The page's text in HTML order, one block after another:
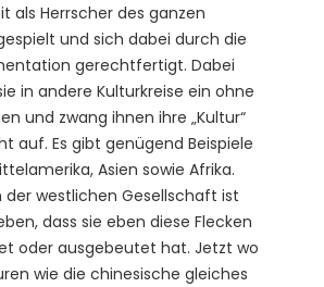
als Herrscher des ganzen
und sich dabei durch die
gerechtfertigt. Dabei
in andere Kulturkreise ein ohne
und zwang ihnen ihre „Kultur“
auf. Es gibt genügend Beispiele
Asien sowie Afrika.
der westlichen Gesellschaft ist
dass sie eben diese Flecken
oder ausgebeutet hat. Jetzt wo
wie die chinesische gleiches